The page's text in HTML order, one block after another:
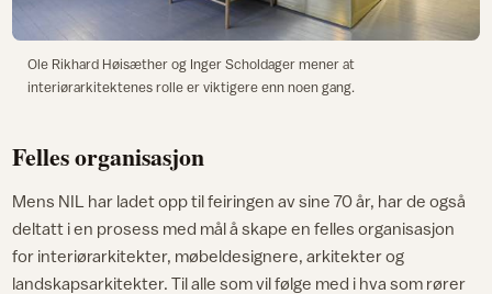
Ole Rikhard Høisæther og Inger Scholdager mener at
interiørarkitektenes rolle er viktigere enn noen gang.
Felles organisasjon
Mens NIL har ladet opp til feiringen av sine 70 år, har de også
deltatt i en prosess med mål å skape en felles organisasjon
for interiørarkitekter, møbeldesignere, arkitekter og
landskapsarkitekter. Til alle som vil følge med i hva som rører